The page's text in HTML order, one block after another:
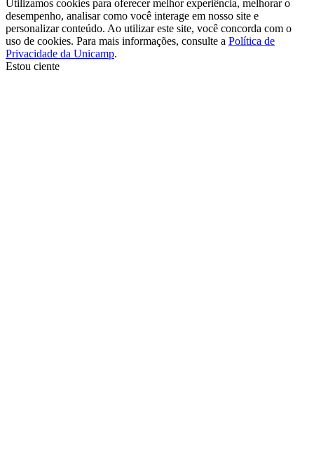
Utilizamos cookies para oferecer melhor experiência, melhorar o
desempenho, analisar como você interage em nosso site e
personalizar conteúdo. Ao utilizar este site, você concorda com o
uso de cookies. Para mais informações, consulte a Política de
Privacidade da Unicamp.
Estou ciente